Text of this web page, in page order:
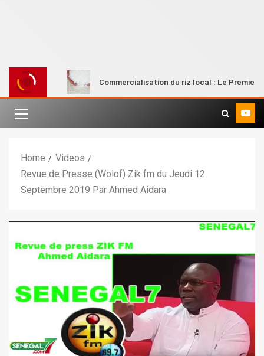
Commercialisation du riz local : Le Premier
Home
Videos
Revue de Presse (Wolof) Zik fm du Jeudi 12
Septembre 2019 Par Ahmed Aidara